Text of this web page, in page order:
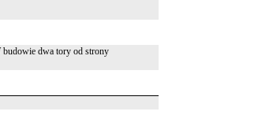
budowie dwa tory od strony